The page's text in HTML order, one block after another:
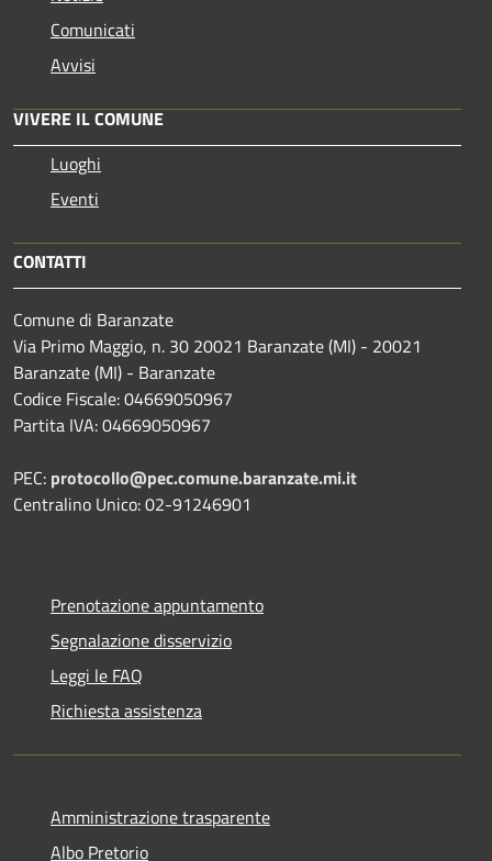
Comunicati
Avvisi
VIVERE IL COMUNE
Luoghi
Eventi
CONTATTI
Comune di Baranzate
Via Primo Maggio, n. 30 20021 Baranzate (MI) - 20021
Baranzate (MI) - Baranzate
Codice Fiscale: 04669050967
Partita IVA: 04669050967
PEC: protocollo@pec.comune.baranzate.mi.it
Centralino Unico: 02-91246901
Prenotazione appuntamento
Segnalazione disservizio
Leggi le FAQ
Richiesta assistenza
Amministrazione trasparente
Albo Pretorio